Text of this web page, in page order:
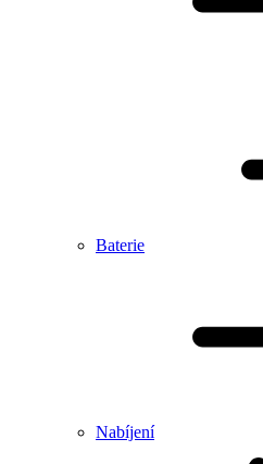
Baterie
Nabíjení